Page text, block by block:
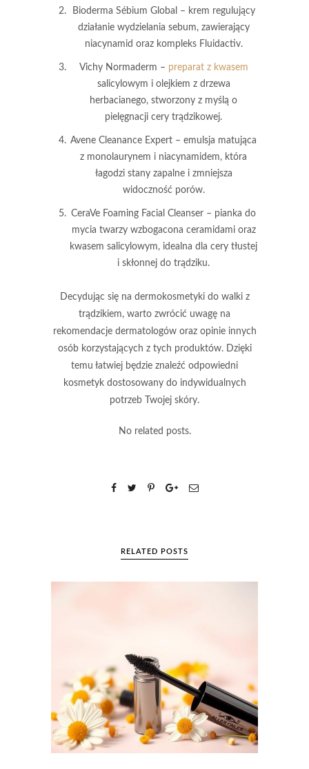
Bioderma Sébium Global
– krem regulujący
działanie wydzielania sebum, zawierający
niacynamid oraz kompleks Fluidactiv.
Vichy Normaderm – preparat z kwasem
salicylowym i olejkiem z drzewa
herbacianego, stworzony z myślą o
pielęgnacji cery trądzikowej.
Avene Cleanance Expert – emulsja matująca
z monolaurynem i niacynamidem, która
łagodzi stany zapalne i zmniejsza
widoczność porów.
CeraVe Foaming Facial Cleanser – pianka do
mycia twarzy wzbogacona ceramidami oraz
kwasem salicylowym, idealna dla cery tłustej
i skłonnej do trądziku.
Decydując się na dermokosmetyki do walki z
trądzikiem, warto zwrócić uwagę na
rekomendacje dermatologów oraz opinie innych
osób korzystających z tych produktów. Dzięki
temu łatwiej będzie znaleźć odpowiedni
kosmetyk dostosowany do indywidualnych
potrzeb Twojej skóry.
No related posts.
RELATED POSTS